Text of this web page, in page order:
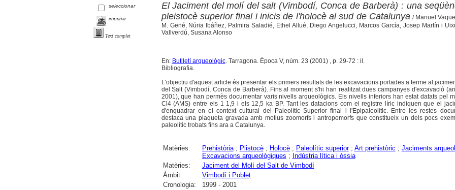
seleccionar
imprimir
Text complet
El Jaciment del molí del salt (Vimbodí, Conca de Barberà) : una
pleistocè superior final i inicis de l'holocè al sud de Catalunya / Manuel
M. Gené, Núria Ibáñez, Palmira Saladié, Ethel Allué, Diego Angelucci, Marcos García, Josep Martín i
Vallverdú, Susana Alonso
En: Butlletí arqueològic. Tarragona. Època V, núm. 23 (2001) , p. 29-72 : il.
Bibliografia.
L'objectiu d'aquest article és presentar els primers resultats de les excavacions portades a terme al
del Salt (Vimbodí, Conca de Barberà). Fins al moment s'hi han realitzat dues campanyes d'excavació
2001), que han permès documentar varis nivells arqueològics. Els nivells inferiors han estat datats pel
Cl4 (AMS) entre els 1 1,9 i els 12,5 ka BP. Tant les datacions com el registre líric indiquen que el
d'enquadrar en el context cultural del Paleolític Superior final i l'Epipaleolític. Entre les restes
destaca una plaqueta gravada amb motius zoomorfs i antropomorfs que constitueix un dels pocs
paleolític trobats fins ara a Catalunya.
Matèries: Prehistòria; Plistocè; Holocè; Paleolític superior; Art prehistòric ; Jaciments
Excavacions arqueològiques ; Indústria lítica i òssia
Matèries:
Jaciment del Molí del Salt de Vimbodí
Àmbit:
Vimbodí i Poblet
Cronologia:
1999 - 2001